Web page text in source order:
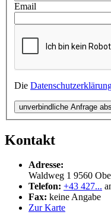
Email
Die
unverbindliche Anfrage
Kontakt
Adresse:
Waldweg 1 9560
Telefon: +43 427...
Fax: keine Angabe
Zur Karte